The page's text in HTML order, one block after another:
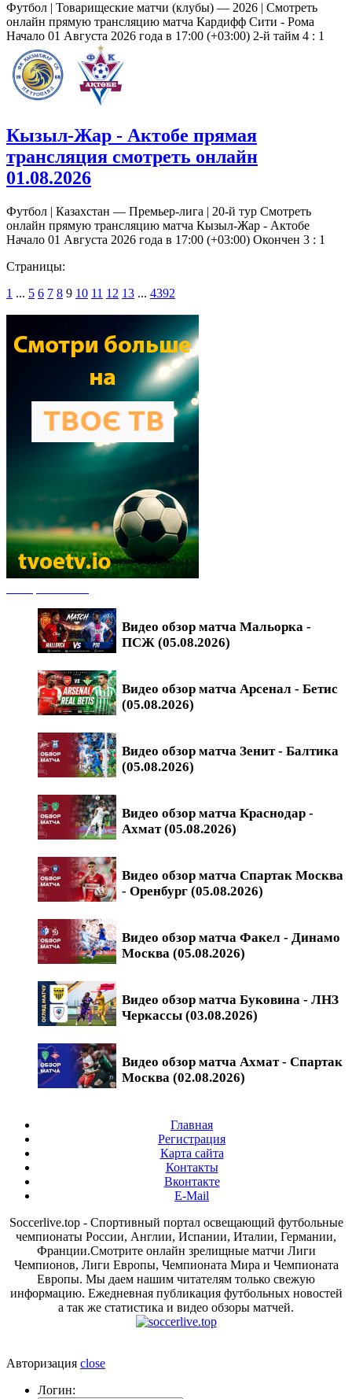
Футбол | Товарищеские матчи (клубы) — 2026 | Смотреть
онлайн прямую трансляцию матча Кардифф Сити - Рома
Начало 01 Августа 2026 года в 17:00 (+03:00) 2-й тайм 4 : 1
Кызыл-Жар - Актобе прямая
трансляция смотреть онлайн
01.08.2026
Футбол | Казахстан — Премьер-лига | 20-й тур Смотреть
онлайн прямую трансляцию матча Кызыл-Жар - Актобе
Начало 01 Августа 2026 года в 17:00 (+03:00) Окончен 3 : 1
Страницы:
1 ... 5 6 7 8 9 10 11 12 13 ... 4392
Видео обзор матча Мальорка -
ПСЖ (05.08.2026)
Видео обзор матча Арсенал - Бетис
(05.08.2026)
Видео обзор матча Зенит - Балтика
(05.08.2026)
Видео обзор матча Краснодар -
Ахмат (05.08.2026)
Видео обзор матча Спартак Москва
- Оренбург (05.08.2026)
Видео обзор матча Факел - Динамо
Москва (05.08.2026)
Видео обзор матча Буковина - ЛНЗ
Черкассы (03.08.2026)
Видео обзор матча Ахмат - Спартак
Москва (02.08.2026)
Главная
Регистрация
Карта сайта
Контакты
Вконтакте
E-Mail
Soccerlive.top - Спортивный портал освещающий футбольные
чемпионаты России, Англии, Испании, Италии, Германии,
Франции.Смотрите онлайн зрелищные матчи Лиги
Чемпионов, Лиги Европы, Чемпионата Мира и Чемпионата
Европы. Мы даем нашим читателям только свежую
информацию. Ежедневная публикация футбольных новостей
а так же статистика и видео обзоры матчей.
Авторизация close
Логин: